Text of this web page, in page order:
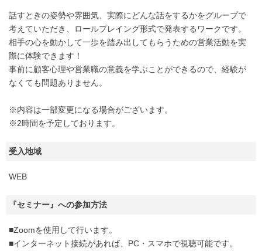
話すときの姿勢や雰囲気、実際にどんな話をするかをグループで
考えていただき、ロールプレイング形式で発表するワークです。
相手の心を動かして一歩を踏み出してもらうための営業活動を実
際に体験できます！
事前に顧客心理や営業職の意義を学ぶことができるので、経験が
なくても問題ありません。
※内容は一部変更になる場合がございます。
※2時間を予定しております。
受入地域
WEB
『セミナー』への参加方法
■Zoomを使用して行います。
■インターネット接続があれば、PC・スマホで視聴可能です。